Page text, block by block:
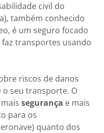
civil do
também conhecido
é um seguro focado
transportes usando
riscos de danos
seu transporte. O
segurança e mais
para os
quanto dos